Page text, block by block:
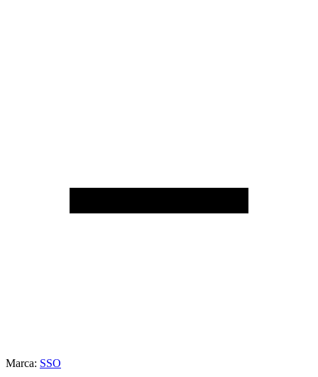
Marca: SSO